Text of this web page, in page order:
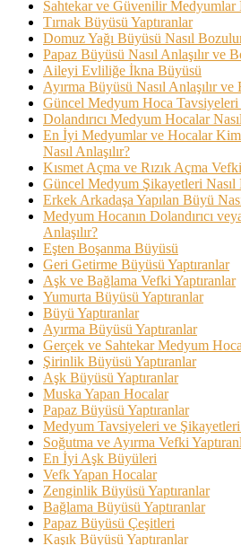
Sahtekar ve Güvenilir Medyumlar
Tırnak Büyüsü Yaptıranlar
Domuz Yağı Büyüsü Nasıl
Papaz Büyüsü Nasıl Anlaşılır ve
Aileyi Evliliğe İkna Büyüsü
Ayırma Büyüsü Nasıl Anlaşılır
Güncel Medyum Hoca
Dolandırıcı Medyum Hocalar
En İyi Medyumlar ve Hocalar
Nasıl Anlaşılır?
Kısmet Açma ve Rızık Açma Vefki
Güncel Medyum Şikayetleri Nasıl
Erkek Arkadaşa Yapılan Büyü
Medyum Hocanın Dolandırıcı
Anlaşılır?
Eşten Boşanma Büyüsü
Geri Getirme Büyüsü Yaptıranlar
Aşk ve Bağlama Vefki Yaptıranlar
Yumurta Büyüsü Yaptıranlar
Büyü Yaptıranlar
Ayırma Büyüsü Yaptıranlar
Gerçek ve Sahtekar Medyum
Şirinlik Büyüsü Yaptıranlar
Aşk Büyüsü Yaptıranlar
Muska Yapan Hocalar
Papaz Büyüsü Yaptıranlar
Medyum Tavsiyeleri ve
Soğutma ve Ayırma Vefki
En İyi Aşk Büyüleri
Vefk Yapan Hocalar
Zenginlik Büyüsü Yaptıranlar
Bağlama Büyüsü Yaptıranlar
Papaz Büyüsü Çeşitleri
Kaşık Büyüsü Yaptıranlar